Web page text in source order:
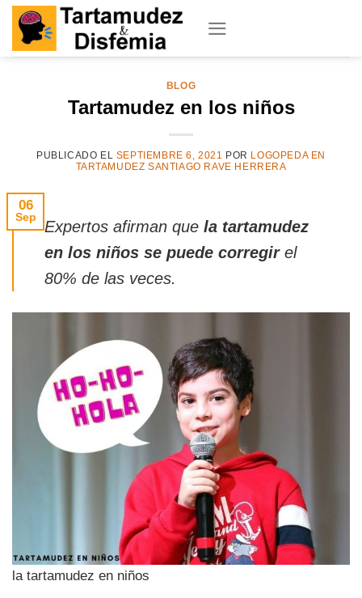
Skip
content
BLOG
Tartamudez en los niños
PUBLICADO EL SEPTIEMBRE 6, 2021 POR LOGOPEDA EN
TARTAMUDEZ SANTIAGO RAVE HERRERA
06
Sep Expertos afirman quela tartamudez
en los niños se puede corregirel
80% de las veces.
la tartamudez en niños